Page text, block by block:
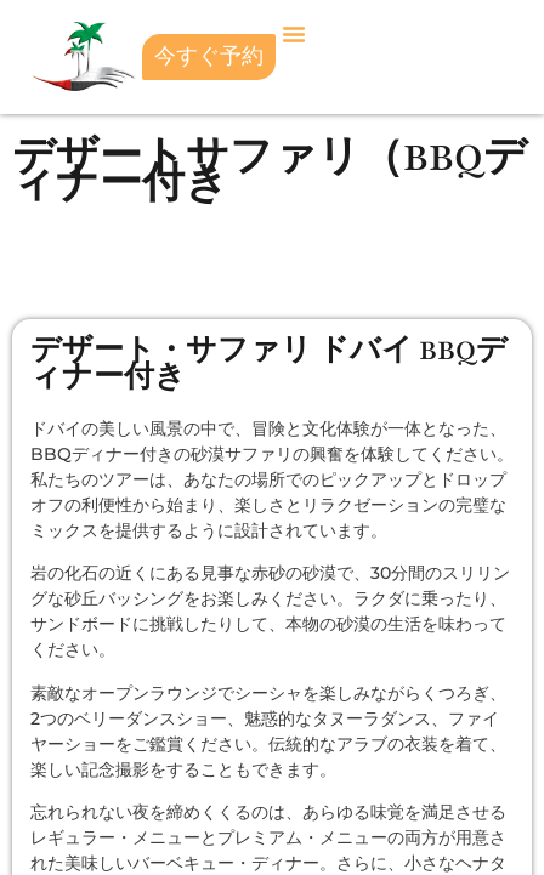
今すぐ予約
デザートサファリ（BBQデ
ィナー付き
デザート・サファリ ドバイ BBQデ
ィナー付き
ドバイの美しい風景の中で、冒険と文化体験が一体となった、
BBQディナー付きの砂漠サファリの興奮を体験してください。
私たちのツアーは、あなたの場所でのピックアップとドロップ
オフの利便性から始まり、楽しさとリラクゼーションの完璧な
ミックスを提供するように設計されています。
岩の化石の近くにある見事な赤砂の砂漠で、30分間のスリリン
グな砂丘バッシングをお楽しみください。ラクダに乗ったり、
サンドボードに挑戦したりして、本物の砂漠の生活を味わって
ください。
素敵なオープンラウンジでシーシャを楽しみながらくつろぎ、
2つのベリーダンスショー、魅惑的なタヌーラダンス、ファイ
ヤーショーをご鑑賞ください。伝統的なアラブの衣装を着て、
楽しい記念撮影をすることもできます。
忘れられない夜を締めくくるのは、あらゆる味覚を満足させる
レギュラー・メニューとプレミアム・メニューの両方が用意さ
れた美味しいバーベキュー・ディナー。さらに、小さなヘナタ